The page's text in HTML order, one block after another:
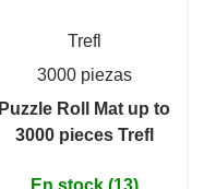
Trefl
3000 piezas
Puzzle Roll Mat up to
3000 pieces Trefl